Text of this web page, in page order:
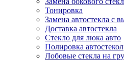
Тонировка
Замена автостекла с
Доставка автостекла
Стекло для люка авто
Полировка автостекол
Лобовые стекла на